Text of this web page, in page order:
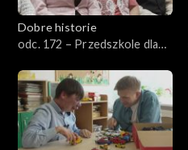
Dobre historie
odc. 172 – Przedszkole dla